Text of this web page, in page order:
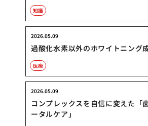
知識
過酸化水素以外のホワイトニング
2026.05.09
医療
コンプレックスを自信に変えた「
ータルケア」
2026.05.09